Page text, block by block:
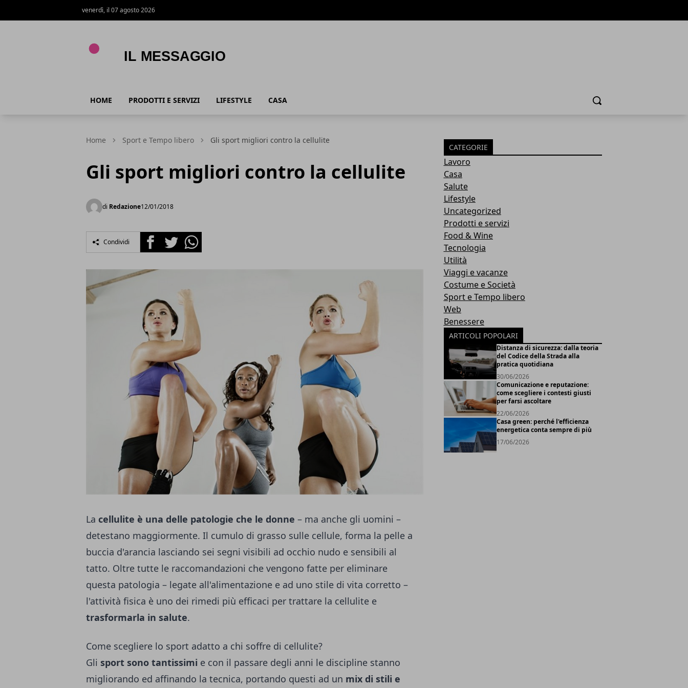
venerdì, il 07 agosto 2026
HOME PRODOTTI E SERVIZI LIFESTYLE CASA Cerca
Home Sport e Tempo libero Gli sport migliori contro la cellulite
Gli sport migliori contro la cellulite
di Redazione12/01/2018
Condividi FacebookTwitterWhatsapp
La cellulite è una delle patologie che le donne – ma anche gli uomini –
detestano maggiormente. Il cumulo di grasso sulle cellule, forma la pelle a
buccia d'arancia lasciando sei segni visibili ad occhio nudo e sensibili al
tatto. Oltre tutte le raccomandazioni che vengono fatte per eliminare
questa patologia – legate all'alimentazione e ad uno stile di vita corretto –
l'attività fisica è uno dei rimedi più efficaci per trattare la cellulite e
trasformarla in salute.
Come scegliere lo sport adatto a chi soffre di cellulite?
Gli sport sono tantissimi e con il passare degli anni le discipline stanno
migliorando ed affinando la tecnica, portando questi ad un mix di stili e
CATEGORIE
Lavoro
Casa
Salute
Lifestyle
Uncategorized
Prodotti e servizi
Food & Wine
Tecnologia
Utilità
Viaggi e vacanze
Costume e Società
Sport e Tempo libero
Web
Benessere
ARTICOLI POPOLARI
Distanza di sicurezza: dalla teoria
del Codice della Strada alla
pratica quotidiana
30/06/2026
Comunicazione e reputazione:
come scegliere i contesti giusti
per farsi ascoltare
22/06/2026
Casa green: perché l'efficienza
energetica conta sempre di più
17/06/2026